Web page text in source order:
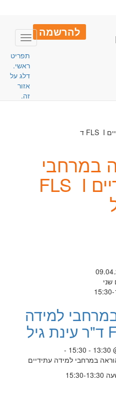
להרשמה
Toggle
תפריט
ראשי.
דלג על
אזור
זה.
במרחבי
למידה עתידיים FLS I
שני
למידה